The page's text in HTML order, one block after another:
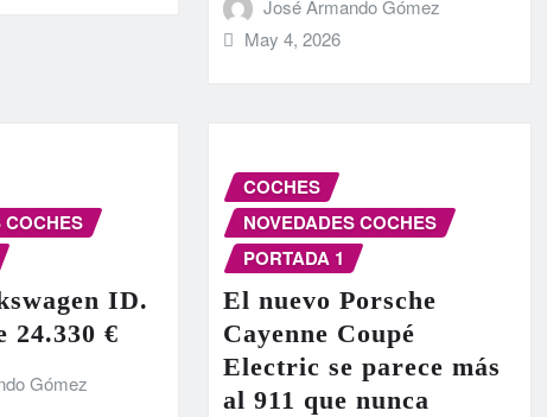
José Armando Gómez
May 4, 2026
COCHES
ID.
24.330 €
Gómez
COCHES
NOVEDADES COCHES
PORTADA 1
El nuevo Porsche
Cayenne Coupé
Electric se parece más
al 911 que nunca